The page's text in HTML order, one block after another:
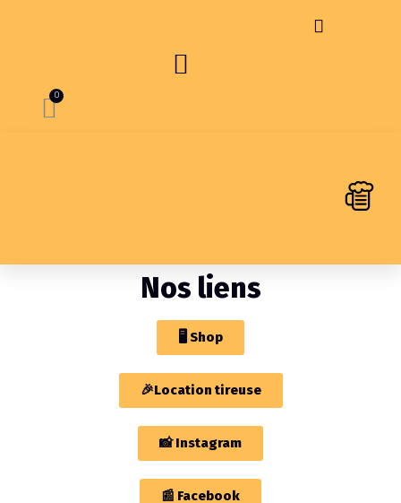
Nos liens
🖥 Shop
🎉Location tireuse
📸 Instagram
📰 Facebook